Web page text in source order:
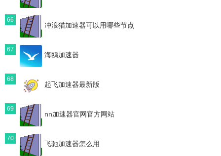
66
冲浪猫加速器可以用哪些节点
67
海鸥加速器
68
起飞加速器最新版
69
nn加速器官网官方网站
70
飞驰加速器怎么用